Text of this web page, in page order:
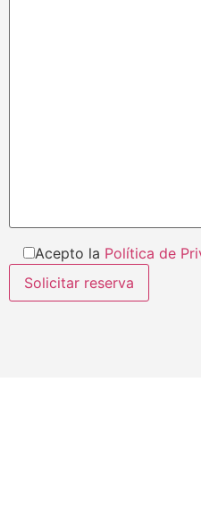
Acepto la Política de